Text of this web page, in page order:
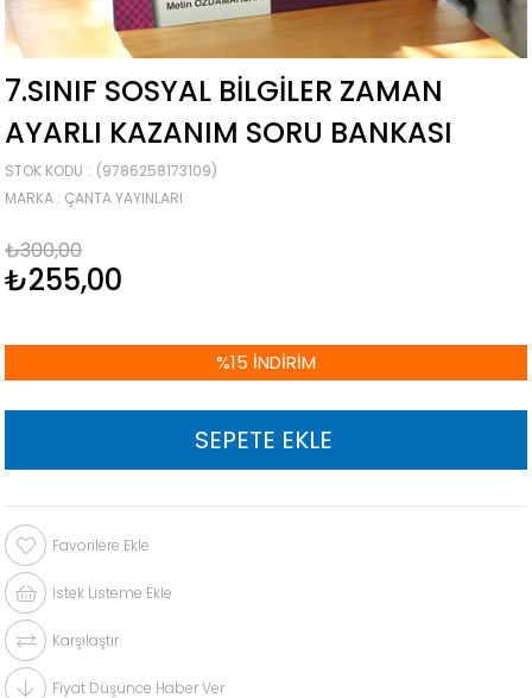
7.SINIF SOSYAL BILGILER ZAMAN
AYARLI KAZANIM SORU BANKASI
STOK KODU
(9786258173109)
MARKA : ÇANTA YAYINLARI
₺300,00
₺255,00
%15 İNDIRIM
Favorilere Ekle
İstek Listeme Ekle
Karşılaştır
Fiyat Düşünce Haber Ver